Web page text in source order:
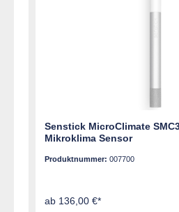
Senstick MicroClimate
Mikroklima Sensor
Produktnummer: 007700
ab 136,00 €*